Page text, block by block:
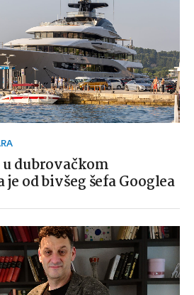
dubrovačkom
od bivšeg šefa Googlea